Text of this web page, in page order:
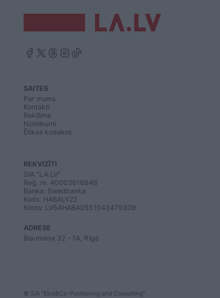
SAITES
Par mums
Kontakti
Reklāma
Noteikumi
Ētikas kodekss
REKVIZĪTI
SIA "LA.LV"
Reģ. nr. 40003616846
Banka: Swedbanka
Kods: HABALV22
Konts: LV64HABA0551043479309
ADRESE
Blaumaņa 32 - 1A, Rīga
© SIA "Ekis&Co-Positioning and Consulting"